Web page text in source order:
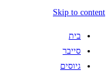
Skip to content
בית
סייבר
גיוסים